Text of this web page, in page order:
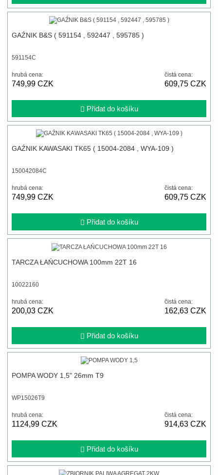
GAŹNIK B&S ( 591154 , 592447 , 595785 )
591154C
hrubá cena:
749,99 CZK
čistá cena:
609,75 CZK
Přidat do košíku
GAŹNIK KAWASAKI TK65 ( 15004-2084 , WYA-109 )
150042084C
hrubá cena:
749,99 CZK
čistá cena:
609,75 CZK
Přidat do košíku
TARCZA ŁAŃCUCHOWA 100mm 22T 16
10022160
hrubá cena:
200,03 CZK
čistá cena:
162,63 CZK
Přidat do košíku
POMPA WODY 1,5" 26mm T9
WP15026T9
hrubá cena:
1124,99 CZK
čistá cena:
914,63 CZK
Přidat do košíku